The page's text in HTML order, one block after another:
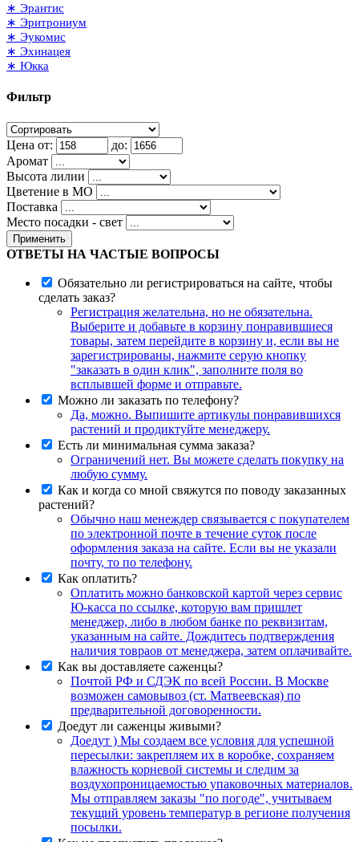
∗ Эрантис
∗ Эритрониум
∗ Эукомис
∗ Эхинацея
∗ Юкка
Фильтр
Цена от:
до:
Аромат
Высота лилии
Цветение в МО
Поставка
Место посадки - свет
Применить
ОТВЕТЫ НА ЧАСТЫЕ ВОПРОСЫ
Обязательно ли регистрироваться на сайте, чтобы
сделать заказ?
Регистрация желательна, но не обязательна.
Выберите и добавьте в корзину понравившиеся
товары, затем перейдите в корзину и, если вы не
зарегистрированы, нажмите серую кнопку
"заказать в один клик", заполните поля во
всплывшей форме и отправьте.
Можно ли заказать по телефону?
Да, можно. Выпишите артикулы понравившихся
растений и продиктуйте менеджеру.
Есть ли минимальная сумма заказа?
Ограничений нет. Вы можете сделать покупку на
любую сумму.
Как и когда со мной свяжутся по поводу заказанных
растений?
Обычно наш менеждер связывается с покупателем
по электронной почте в течение суток после
оформления заказа на сайте. Если вы не указали
почту, то по телефону.
Как оплатить?
Оплатить можно банковской картой через сервис
Ю-касса по ссылке, которую вам пришлет
менеджер, либо в любом банке по реквизитам,
указанным на сайте. Дождитесь подтверждения
наличия товраов от менеджера, затем оплачивайте.
Как вы доставляете саженцы?
Почтой РФ и СДЭК по всей России. В Москве
возможен самовывоз (ст. Матвеевская) по
предварительной договоренности.
Доедут ли саженцы живыми?
Доедут ) Мы создаем все условия для успешной
пересылки: закрепляем их в коробке, сохраняем
влажность корневой системы и следим за
воздухопроницаемостью упаковочных материалов.
Мы отправляем заказы "по погоде", учитываем
текущий уровень температур в регионе получения
посылки.